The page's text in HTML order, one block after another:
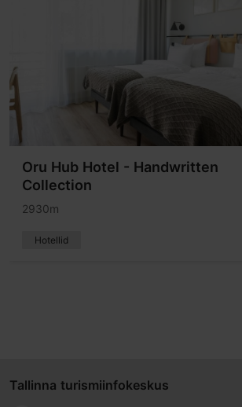
Oru Hub Hotel - Handwritten
Collection
2930m
Hotellid
Tallinna turismiinfokeskus